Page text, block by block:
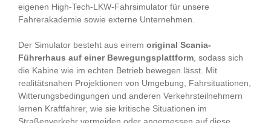
eigenen High-Tech-LKW-Fahrsimulator für unsere
Fahrerakademie sowie externe Unternehmen.
Der Simulator besteht aus einem original Scania-
Führerhaus auf einer Bewegungsplattform, sodass sich
die Kabine wie im echten Betrieb bewegen lässt. Mit
realitätsnahen Projektionen von Umgebung, Fahrsituationen,
Witterungsbedingungen und anderen Verkehrsteilnehmern
lernen Kraftfahrer, wie sie kritische Situationen im